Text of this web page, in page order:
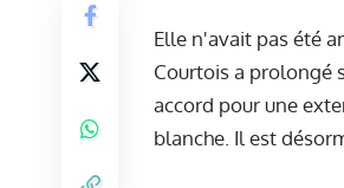
Elle n'avait pas été
Courtois a prolongé
accord pour une
blanche. Il est